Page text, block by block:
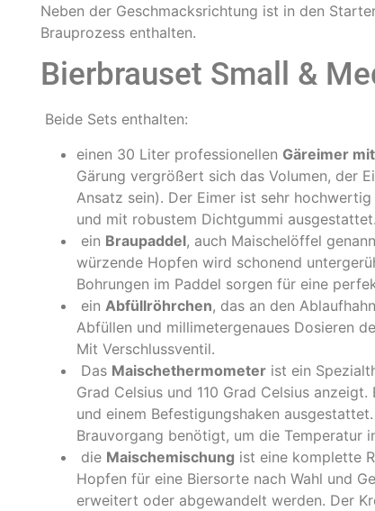
Neben der Geschmacksrichtung ist in den
Brauprozess enthalten.
Bierbrauset Small &
Beide Sets enthalten:
einen 30 Liter professionellen Gäreimer
Gärung vergrößert sich das Volumen, der
Ansatz sein). Der Eimer ist sehr
und mit robustem Dichtgummi ausgestattet.
ein Braupaddel, auch Maischelöffel
würzende Hopfen wird schonend
Bohrungen im Paddel sorgen für eine
ein Abfüllröhrchen, das an den
Abfüllen und millimetergenaues Dosieren
Mit Verschlussventil.
Das Maischethermometer ist ein
Grad Celsius und 110 Grad Celsius
und einem Befestigungshaken
Brauvorgang benötigt, um die Temperatur
die Maischemischung ist eine komplette
Hopfen für eine Biersorte nach Wahl und
erweitert oder abgewandelt werden. Der